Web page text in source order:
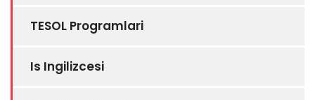
TESOL Programlari
Is Ingilizcesi